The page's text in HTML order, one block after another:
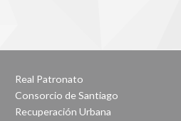
Real Patronato
Consorcio de Santiago
Recuperación Urbana